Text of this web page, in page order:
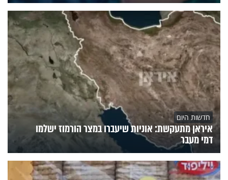
חדשות היום
איראן מתעקשת: אוניות שיעברו במצר הורמוז ישלמו
דמי מעבר